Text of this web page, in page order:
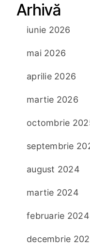
Arhivă
iunie 2026
mai 2026
aprilie 2026
martie 2026
octombrie
septembrie
august 2024
martie 2024
februarie 2024
decembrie